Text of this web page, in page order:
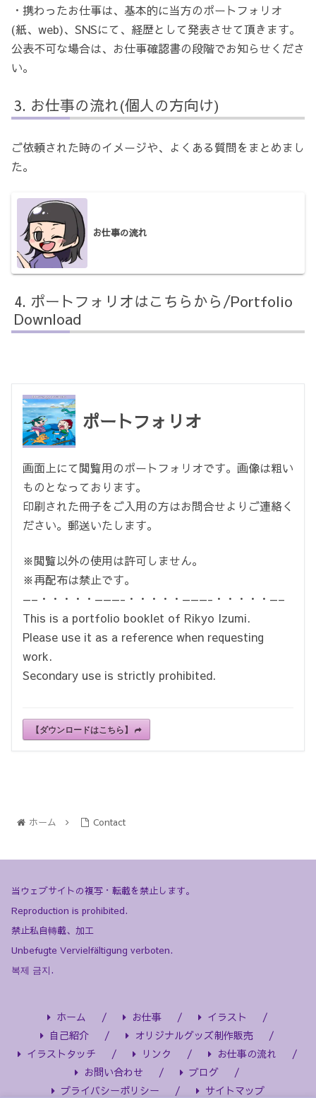
・携わったお仕事は、基本的に当方のポートフォリオ
(紙、web)、SNSにて、経歴として発表させて頂きます。
公表不可な場合は、お仕事確認書の段階でお知らせくださ
い。
お仕事の流れ(個人の方向け)
ご依頼された時のイメージや、よくある質問をまとめまし
た。
お仕事の流れ
ポートフォリオはこちらから/Portfolio
Download
ポートフォリオ
画面上にて閲覧用のポートフォリオです。画像は粗い
ものとなっております。
印刷された冊子をご入用の方はお問合せよりご連絡く
ださい。郵送いたします。
※閲覧以外の使用は許可しません。
※再配布は禁止です。
—–・・・・・———-・・・・・———-・・・・・—–
This is a portfolio booklet of Rikyo Izumi.
Please use it as a reference when requesting
work.
Secondary use is strictly prohibited.
【ダウンロードはこちら】
ホーム Contact
当ウェブサイトの複写・転載を禁止します。
Reproduction is prohibited.
禁止私自轉載、加工
Unbefugte Vervielfältigung verboten.
복제 금지.
ホーム お仕事
イラスト
自己紹介
オリジナルグッズ制作販売
イラストタッチ
リンク
お仕事の流れ
お問い合わせ
ブログ
プライバシーポリシー
サイトマップ